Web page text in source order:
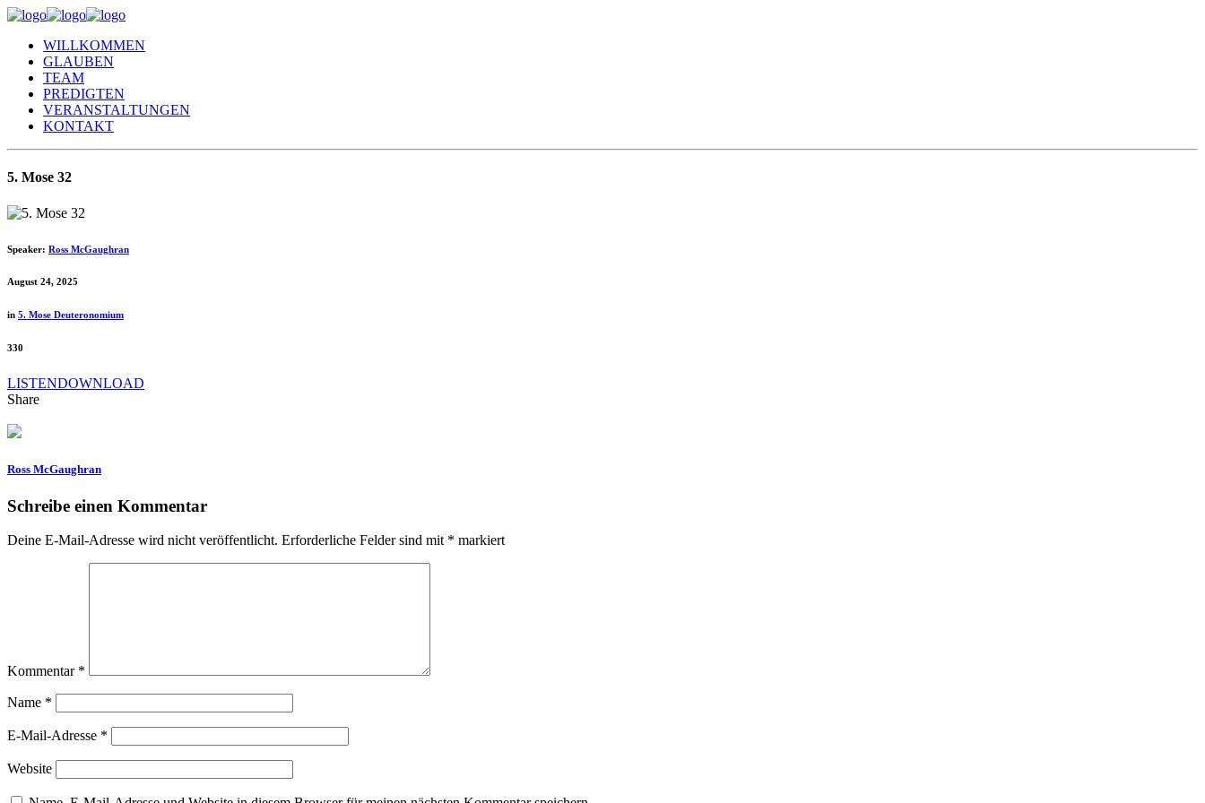
WILLKOMMEN
GLAUBEN
TEAM
PREDIGTEN
VERANSTALTUNGEN
KONTAKT
5. Mose 32
Speaker: Ross McGaughran
August 24, 2025
in 5. Mose Deuteronomium
330
LISTENDOWNLOAD
Share
Ross McGaughran
Schreibe einen Kommentar
Deine E-Mail-Adresse wird nicht veröffentlicht. Erforderliche Felder sind mit * markiert
Kommentar *
Name *
E-Mail-Adresse *
Website